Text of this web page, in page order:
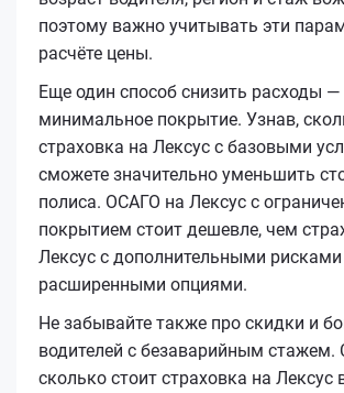
поэтому важно учитывать эти
расчёте цены.
Еще один способ снизить расходы
минимальное покрытие. Узнав,
страховка на Лексус с базовыми
сможете значительно уменьшить
полиса. ОСАГО на Лексус с
покрытием стоит дешевле, чем
Лексус с дополнительными рисками
расширенными опциями.
Не забывайте также про скидки и
водителей с безаварийным стажем.
сколько стоит страховка на Лексус